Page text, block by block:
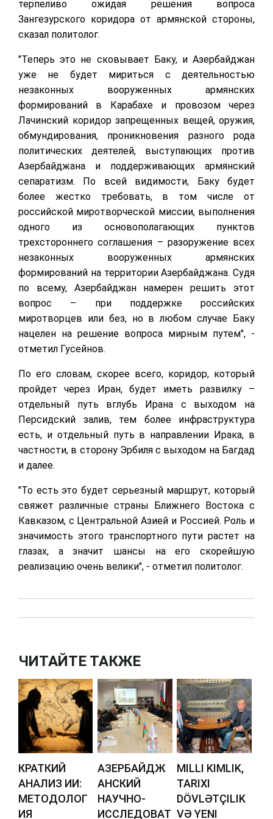
терпеливо ожидая решения вопроса
Зангезурского коридора от армянской стороны,
сказал политолог.
"Теперь это не сковывает Баку, и Азербайджан
уже не будет мириться с деятельностью
незаконных вооруженных армянских
формирований в Карабахе и провозом через
Лачинский коридор запрещенных вещей, оружия,
обмундирования, проникновения разного рода
политических деятелей, выступающих против
Азербайджана и поддерживающих армянский
сепаратизм. По всей видимости, Баку будет
более жестко требовать, в том числе от
российской миротворческой миссии, выполнения
одного из основополагающих пунктов
трехстороннего соглашения – разоружение всех
незаконных вооруженных армянских
формирований на территории Азербайджана. Судя
по всему, Азербайджан намерен решить этот
вопрос – при поддержке российских
миротворцев или без, но в любом случае Баку
нацелен на решение вопроса мирным путем", -
отметил Гусейнов.
По его словам, скорее всего, коридор, который
пройдет через Иран, будет иметь развилку –
отдельный путь вглубь Ирана с выходом на
Персидский залив, тем более инфраструктура
есть, и отдельный путь в направлении Ирака, в
частности, в сторону Эрбиля с выходом на Багдад
и далее.
"То есть это будет серьезный маршрут, который
свяжет различные страны Ближнего Востока с
Кавказом, с Центральной Азией и Россией. Роль и
значимость этого транспортного пути растет на
глазах, а значит шансы на его скорейшую
реализацию очень велики", - отметил политолог.
ЧИТАЙТЕ ТАКЖЕ
КРАТКИЙ
АНАЛИЗ ИИ:
МЕТОДОЛОГ
ИЯ
АЗЕРБАЙДЖ
АНСКИЙ
НАУЧНО-
ИССЛЕДОВАТ
MILLI KIMLIK,
TARIXI
DÖVLƏTÇILIK
VƏ YENI